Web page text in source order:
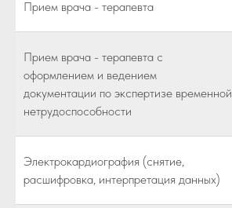
Прием врача - терапевта
Прием врача - терапевта с
оформлением и ведением
документации по экспертизе временной
нетрудоспособности
Электрокардиография (снятие,
расшифровка, интерпретация данных)